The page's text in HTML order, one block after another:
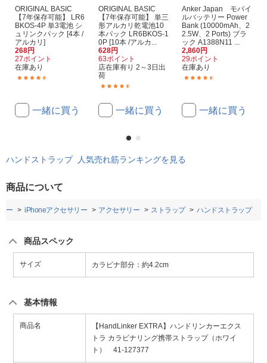
ORIGINAL BASIC
【7年保存可能】 LR6
BKOS-4P 単3電池 シ
ュリンクパック [4本 /
アルカリ]
268円
27ポイント
在庫あり
一緒に買う
ORIGINAL BASIC
【7年保存可能】 単三
形アルカリ乾電池10
本パック LR6BKOS-1
0P [10本 /アルカ...
628円
63ポイント
店在庫有り 2～3日出
荷
一緒に買う
Anker Japan モバイ
ルバッテリー Power
Bank (10000mAh、2
2.5W、2 Ports) ブラ
ック A1388N11 ...
2,860円
29ポイント
在庫あり
一緒に買う
ハンドストラップ 人気売れ筋ランキングを見る
商品について
ー iPhoneアクセサリー アクセサリー ストラップ ハンドストラップ
商品スペック
サイズ カラビナ部分：約4.2cm
基本情報
商品名
【HandLinker EXTRA】ハンドリンカーエクス
トラ カラビナリング携帯ストラップ（ホワイ
ト） 41-127377